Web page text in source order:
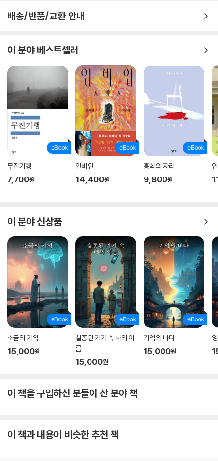
천주교에 대해 비교적 온건한 정책을 펴왔던 정조가 죽자 1801년(순조 1)
린다. 이때 정약종이 천주교 서적을 옮기다 발각되는 사건이 일어났고 이
사건은 대대적인 박해의 도화선이 되었다.
중국인 신부로서 조선에 잠입해 전도하던 주문모 신부가 이해 5월 참수되
었고 11월 황사영 등이 체포되고 12월에 처형됨으로써 박해는 일단락된다.
신유박해라 불리는 이 최초의 대규모 천주교도 박해 사건은 성리학적 질서
와 전통을 고수하려는 세력과 새로운 사회를 열망한 민중과 지식인의 충돌
이었다. 이 사건으로 위축된 천주교 세력은 지식인 중심에서 중인과 선교
사 중심의 포교로 재편되고 향후 더 큰 대규모 박해를 예고하게 된다.
배송/반품/교환 안내
이 분야 베스트셀러
무진기행
7,700원
인비인
14,400원
홍학의 자리
9,800원
이 분야 신상품
소금의 기억
15,000원
실종된 기기 속 나의 이
름
15,000원
기억의 바다
15,000원
이 책을 구입하신 분들이 산 분야 책
이 책과 내용이 비슷한 추천 책